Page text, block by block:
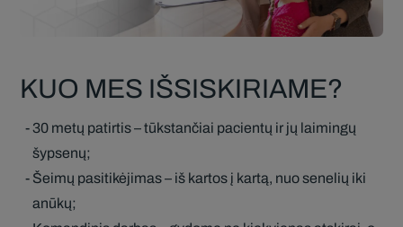
KUO MES IŠSISKIRIAME?
30 metų patirtis – tūkstančiai pacientų ir jų laimingų
šypsenų;
Šeimų pasitikėjimas – iš kartos į kartą, nuo senelių iki
anūkų;